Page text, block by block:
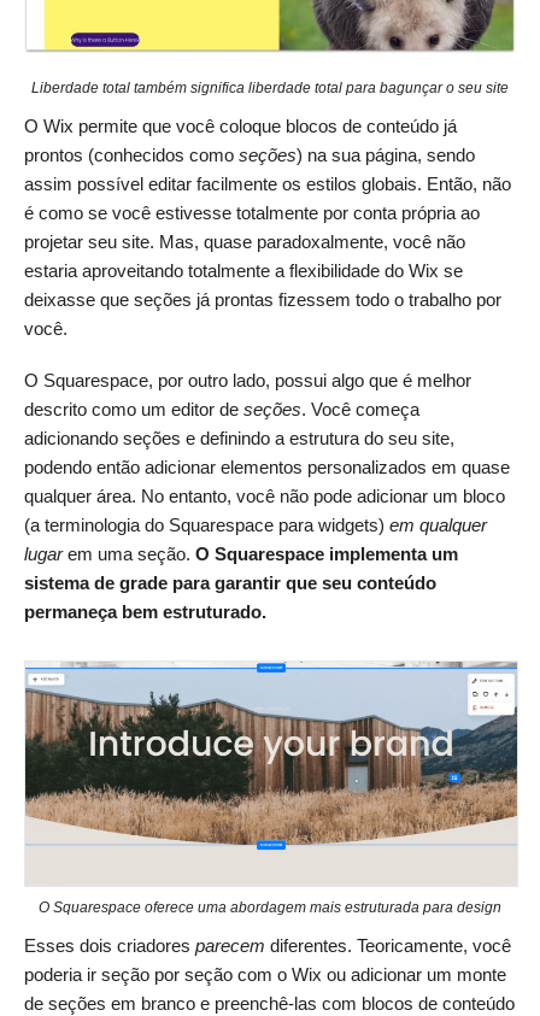
Liberdade total também significa liberdade total para bagunçar o seu site
O Wix permite que você coloque blocos de conteúdo já
prontos (conhecidos como seções) na sua página, sendo
assim possível editar facilmente os estilos globais. Então, não
é como se você estivesse totalmente por conta própria ao
projetar seu site. Mas, quase paradoxalmente, você não
estaria aproveitando totalmente a flexibilidade do Wix se
deixasse que seções já prontas fizessem todo o trabalho por
você.
O Squarespace, por outro lado, possui algo que é melhor
descrito como um editor de seções. Você começa
adicionando seções e definindo a estrutura do seu site,
podendo então adicionar elementos personalizados em quase
qualquer área. No entanto, você não pode adicionar um bloco
(a terminologia do Squarespace para widgets) em qualquer
lugarem uma seção. O Squarespace implementa um
sistema de grade para garantir que seu conteúdo
permaneça bem estruturado.
O Squarespace oferece uma abordagem mais estruturada para design
Esses dois criadores parecem diferentes. Teoricamente, você
poderia ir seção por seção com o Wix ou adicionar um monte
de seções em branco e preenchê-las com blocos de conteúdo